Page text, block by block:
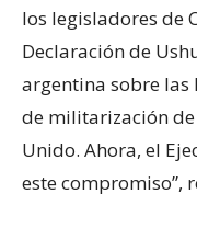
los legisladores de
Declaración de
argentina sobre las
de militarización
Unido. Ahora, el
este compromiso”,